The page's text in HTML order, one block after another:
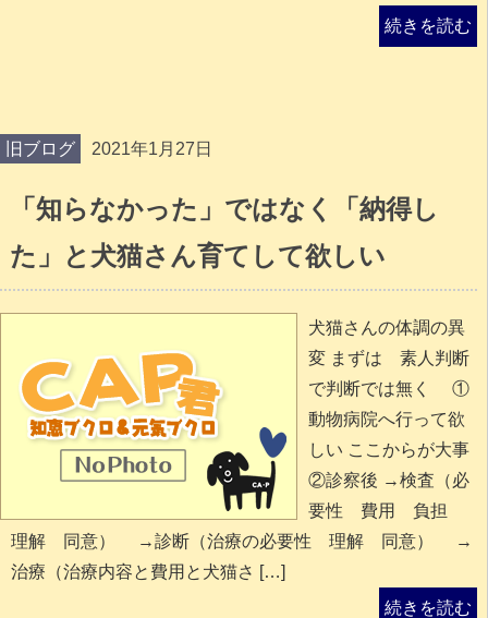
続きを読む
旧ブログ 2021年1月27日
「知らなかった」ではなく「納得し
た」と犬猫さん育てして欲しい
犬猫さんの体調の異
変 まずは 素人判断
で判断では無く ①
動物病院へ行って欲
しい ここからが大事
②診察後 →検査（必
要性 費用 負担
理解 同意） →診断（治療の必要性 理解 同意） →
治療（治療内容と費用と犬猫さ […]
続きを読む